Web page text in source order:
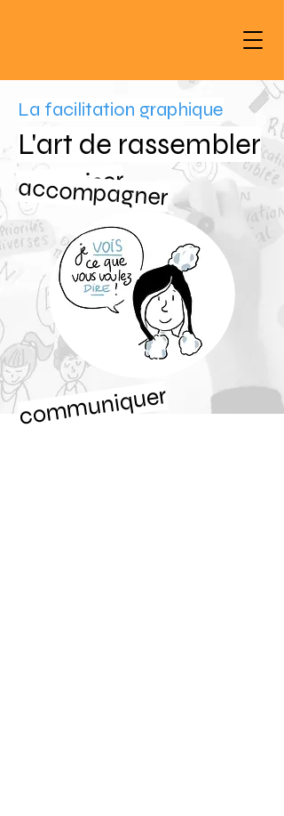
La facilitation graphique
L'art de rassembler
vulgariser
accompagner
communiquer